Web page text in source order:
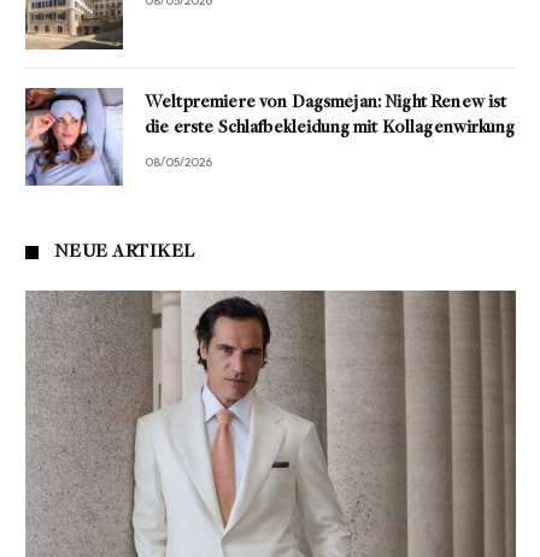
Weltpremiere von Dagsmejan: Night Renew ist
die erste Schlafbekleidung mit Kollagenwirkung
08/05/2026
NEUE ARTIKEL